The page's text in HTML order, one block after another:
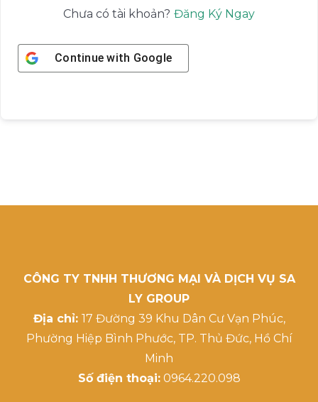
Chưa có tài khoản? Đăng Ký Ngay
Continue with Google
CÔNG TY TNHH THƯƠNG MẠI VÀ DỊCH VỤ SA
LY GROUP
Địa chỉ: 17 Đường 39 Khu Dân Cư Vạn Phúc,
Phường Hiệp Bình Phước, TP. Thủ Đức, Hồ Chí
Minh
Số điện thoại:0964.220.098